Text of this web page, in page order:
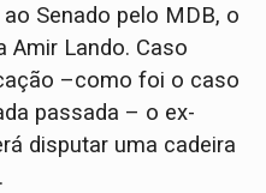
Senado pelo MDB, o
Amir Lando. Caso
–como foi o caso
passada – o ex-
disputar uma cadeira